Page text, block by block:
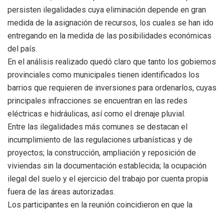
persisten ilegalidades cuya eliminación depende en gran
medida de la asignación de recursos, los cuales se han ido
entregando en la medida de las posibilidades económicas
del país.
En el análisis realizado quedó claro que tanto los gobiernos
provinciales como municipales tienen identificados los
barrios que requieren de inversiones para ordenarlos, cuyas
principales infracciones se encuentran en las redes
eléctricas e hidráulicas, así como el drenaje pluvial.
Entre las ilegalidades más comunes se destacan el
incumplimiento de las regulaciones urbanísticas y de
proyectos; la construcción, ampliación y reposición de
viviendas sin la documentación establecida; la ocupación
ilegal del suelo y el ejercicio del trabajo por cuenta propia
fuera de las áreas autorizadas.
Los participantes en la reunión coincidieron en que la